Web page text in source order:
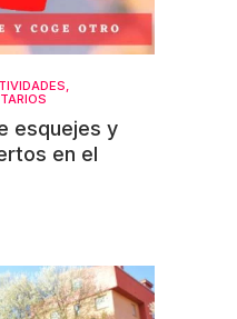
,
esquejes y
en el